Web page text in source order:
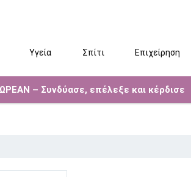
Υγεία Σπίτι Επιχείρηση
– Συνδύασε, επέλεξε και κέρδισε